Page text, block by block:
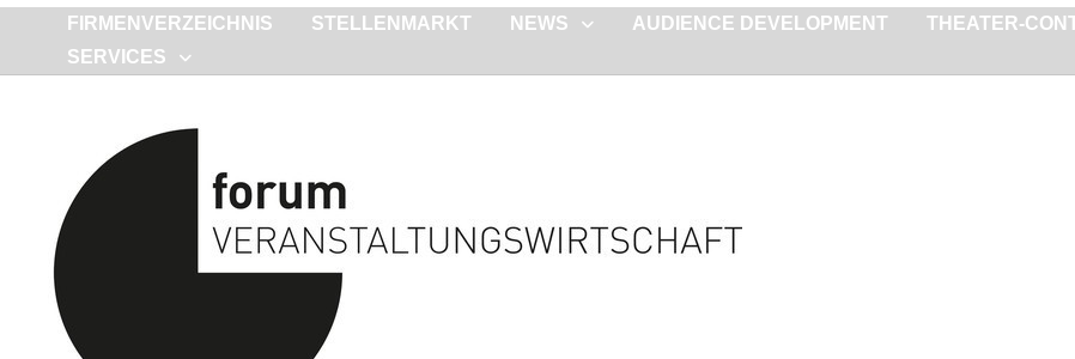
FIRMENVERZEICHNIS STELLENMARKT NEWS AUDIENCE DEVELOPMENT THEATER-
SERVICES